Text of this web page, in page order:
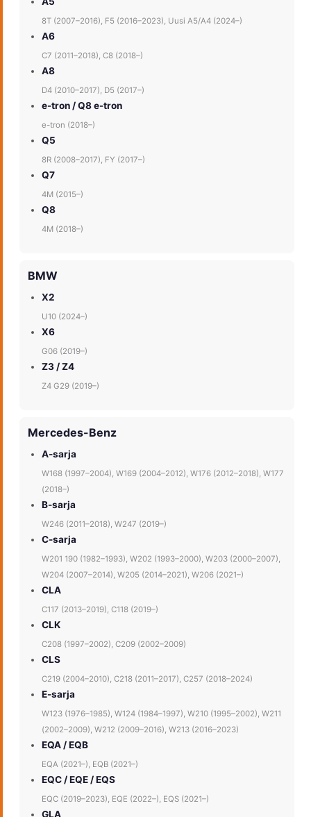
8T (2007–2016), F5 (2016–2023), Uusi A5/A4 (2024–)
A6
C7 (2011–2018), C8 (2018–)
A8
D4 (2010–2017), D5 (2017–)
e-tron / Q8 e-tron
e-tron (2018–)
Q5
8R (2008–2017), FY (2017–)
Q7
4M (2015–)
Q8
4M (2018–)
BMW
X2
U10 (2024–)
X6
G06 (2019–)
Z3 / Z4
Z4 G29 (2019–)
Mercedes-Benz
A-sarja
W168 (1997–2004), W169 (2004–2012), W176 (2012–2018), W177
(2018–)
B-sarja
W246 (2011–2018), W247 (2019–)
C-sarja
W201 190 (1982–1993), W202 (1993–2000), W203 (2000–2007),
W204 (2007–2014), W205 (2014–2021), W206 (2021–)
CLA
C117 (2013–2019), C118 (2019–)
CLK
C208 (1997–2002), C209 (2002–2009)
CLS
C219 (2004–2010), C218 (2011–2017), C257 (2018–2024)
E-sarja
W123 (1976–1985), W124 (1984–1997), W210 (1995–2002), W211
(2002–2009), W212 (2009–2016), W213 (2016–2023)
EQA / EQB
EQA (2021–), EQB (2021–)
EQC / EQE / EQS
EQC (2019–2023), EQE (2022–), EQS (2021–)
GLA